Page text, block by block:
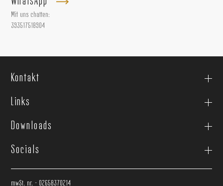
Mit uns chatten:
393517518904
Kontakt
Links
Downloads
Socials
mwSt. nr. - 02658370214